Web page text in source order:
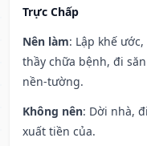
Trực Chấp
Nên làm: Lập khế
thầy chữa bệnh, đi
nền-tường.
Không nên: Dời nhà,
xuất tiền của.